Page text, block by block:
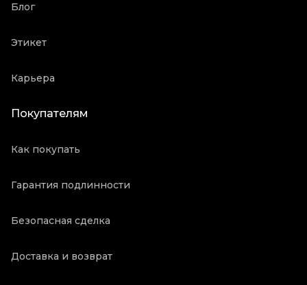
Блог
Этикет
Карьера
Покупателям
Как покупать
Гарантия подлинности
Безопасная сделка
Доставка и возврат